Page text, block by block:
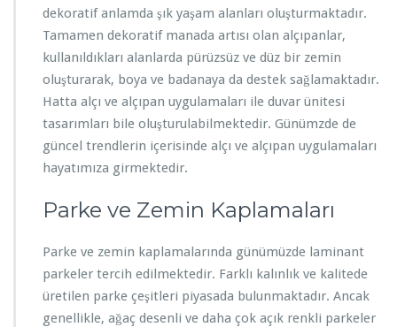
dekoratif anlamda şık yaşam alanları oluşturmaktadır.
Tamamen dekoratif manada artısı olan alçıpanlar,
kullanıldıkları alanlarda pürüzsüz ve düz bir zemin
oluşturarak, boya ve badanaya da destek sağlamaktadır.
Hatta alçı ve alçıpan uygulamaları ile duvar ünitesi
tasarımları bile oluşturulabilmektedir. Günümzde de
güncel trendlerin içerisinde alçı ve alçıpan uygulamaları
hayatımıza girmektedir.
Parke ve Zemin Kaplamaları
Parke ve zemin kaplamalarında günümüzde laminant
parkeler tercih edilmektedir. Farklı kalınlık ve kalitede
üretilen parke çeşitleri piyasada bulunmaktadır. Ancak
genellikle, ağaç desenli ve daha çok açık renkli parkeler